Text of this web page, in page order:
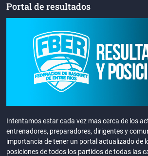
Portal de resultados
Intentamos estar cada vez mas cerca de los
entrenadores, preparadores, dirigentes y
importancia de tener un portal actualizado de
posiciones de todos los partidos de todas las